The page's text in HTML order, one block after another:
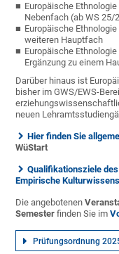
Europäische
Nebenfach (ab WS 25/
Europäische
weiteren Hauptfach
Europäische
Ergänzung zu einem
Darüber hinaus ist
bisher im GWS/EWS-
neuen
Hier finden Sie
WüStart
Qualifikationsziele
Empirische
Die angebotenen
Semester finden Sie im
Prüfungsordnung